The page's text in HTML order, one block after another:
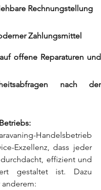
Rechnungstellung
Zahlungsmittel
offene Reparaturen und
nach der
Handelsbetrieb
Exzellenz, dass jeder
durchdacht, effizient und
gestaltet ist. Dazu